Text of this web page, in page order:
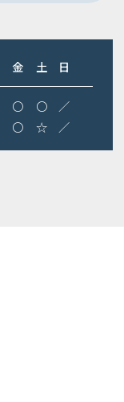
金 土 日
〇 〇
／
〇 ☆ ／